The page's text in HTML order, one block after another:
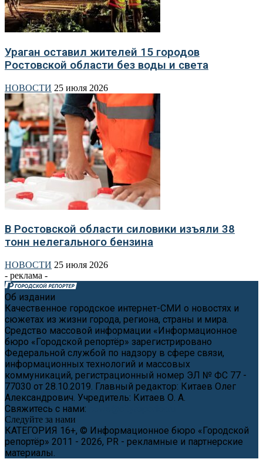
Ураган оставил жителей 15 городов
Ростовской области без воды и света
НОВОСТИ 25 июля 2026
В Ростовской области силовики изъяли 38
тонн нелегального бензина
НОВОСТИ 25 июля 2026
- реклама -
Об издании
Качественное городское интернет-СМИ о новостях и
сюжетах из жизни города, региона, страны и мира.
Средство массовой информации «Информационное
бюро «Городской репортёр» зарегистрировано
Федеральной службой по надзору в сфере связи,
информационных технологий и массовых
коммуникаций, регистрационный номер ЭЛ № ФС 77 -
77030 от 28.10.2019. Главный редактор: Китаев Олег
Александрович. Учредитель: Китаев О. А.
Свяжитесь с нами:
Следуйте за нами
КАТЕГОРИЯ 16+, © Информационное бюро «Городской
репортёр» 2011 - 2026, PR - рекламные и партнерские
материалы.